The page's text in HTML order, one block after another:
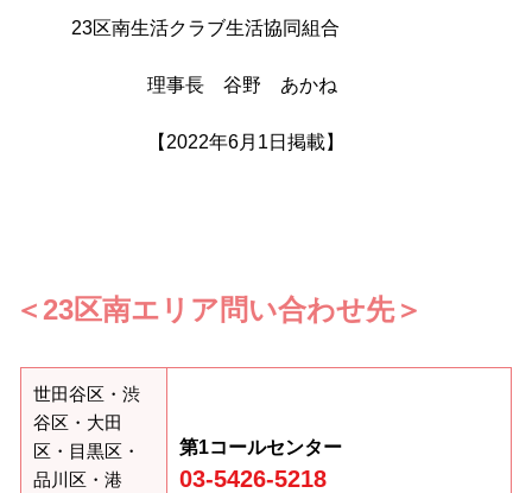
23区南生活クラブ生活協同組合
理事長 谷野 あかね
【2022年6月1日掲載】
＜23区南エリア問い合わせ先＞
世田谷区・渋
谷区・大田
区・目黒区・
品川区・港
第1コールセンター
03-5426-5218